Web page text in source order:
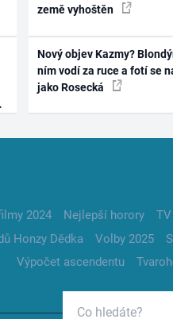
země vyhoštěn
Nový objev Kazmy?
ním vodí za ruce a fotí se
jako Rosecká
2024 Nejlepší horory
Honzy Dědka Volby 2025
Výpočet ascendentu